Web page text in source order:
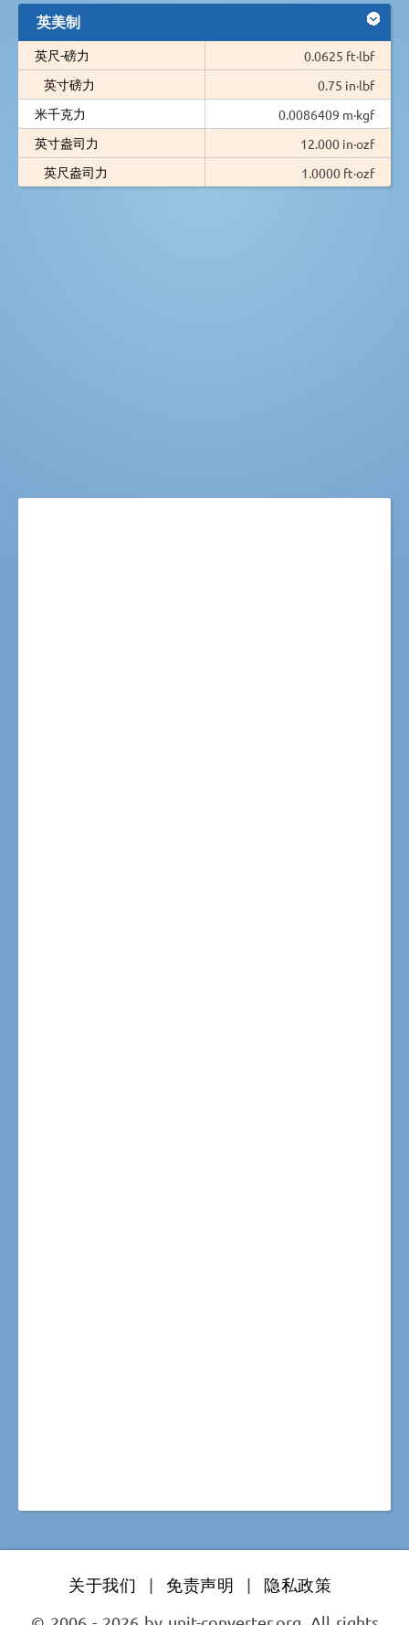
英美制
英尺-磅力
0.0625 ft·lbf
英寸磅力
0.75 in·lbf
米千克力
0.0086409 m·kgf
英寸盎司力
12.000 in·ozf
英尺盎司力
1.0000 ft·ozf
关于我们 | 免责声明 |
隐私政策